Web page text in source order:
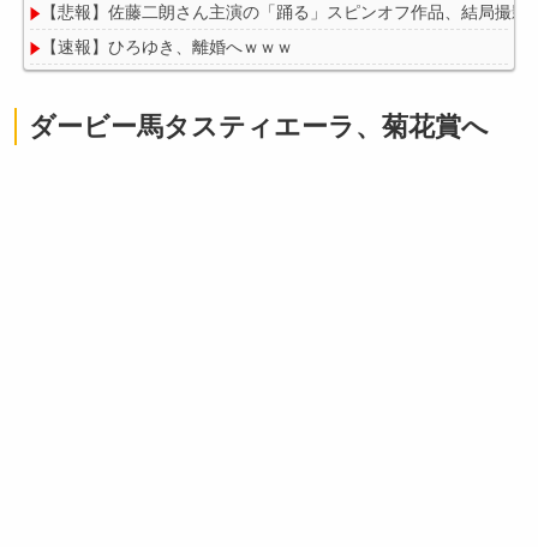
【悲報】佐藤二朗さん主演の「踊る」スピンオフ作品、結局撮
【速報】ひろゆき、離婚へｗｗｗ
ダービー馬タスティエーラ、菊花賞へ